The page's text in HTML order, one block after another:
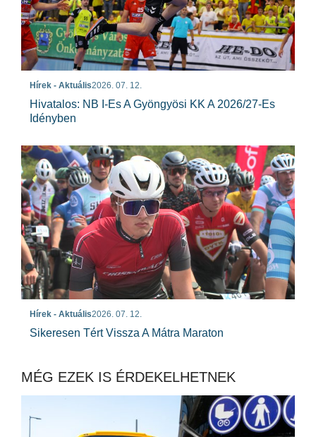
Hírek - Aktuális2026. 07. 12.
Hivatalos: NB I-Es A Gyöngyösi KK A 2026/27-Es
Idényben
Hírek - Aktuális2026. 07. 12.
Sikeresen Tért Vissza A Mátra Maraton
MÉG EZEK IS ÉRDEKELHETNEK